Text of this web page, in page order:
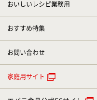
おいしいレシピ業務用
おすすめ特集
お問い合わせ
家庭用サイト